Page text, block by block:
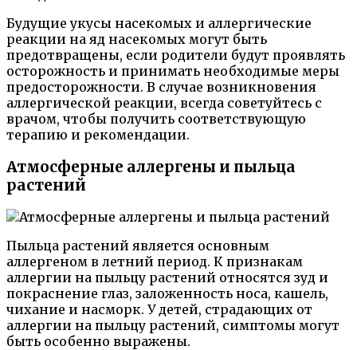
Будущие укусы насекомых и аллергические
реакции на яд насекомых могут быть
предотвращены, если родители будут проявлять
осторожность и принимать необходимые меры
предосторожности. В случае возникновения
аллергической реакции, всегда советуйтесь с
врачом, чтобы получить соответствующую
терапию и рекомендации.
Атмосферные аллергены и пыльца
растений
Пыльца растений является основным
аллергеном в летний период. К признакам
аллергии на пыльцу растений относятся зуд и
покраснение глаз, заложенность носа, кашель,
чихание и насморк. У детей, страдающих от
аллергии на пыльцу растений, симптомы могут
быть особенно выражены.